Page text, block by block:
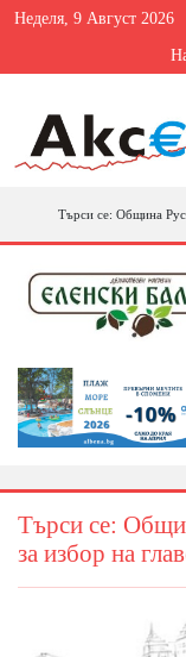
Неделя, 9 Август 2026
Търси се: Община
Търси се:
за избор на